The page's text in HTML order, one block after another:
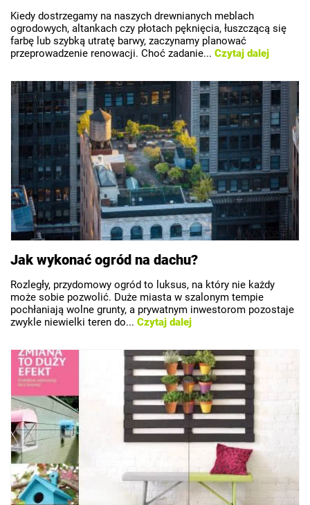
Kiedy dostrzegamy na naszych drewnianych meblach
ogrodowych, altankach czy płotach pęknięcia, łuszczącą się
farbę lub szybką utratę barwy, zaczynamy planować
przeprowadzenie renowacji. Choć zadanie... Czytaj dalej
Jak wykonać ogród na dachu?
Rozległy, przydomowy ogród to luksus, na który nie każdy
może sobie pozwolić. Duże miasta w szalonym tempie
pochłaniają wolne grunty, a prywatnym inwestorom pozostaje
zwykle niewielki teren do... Czytaj dalej